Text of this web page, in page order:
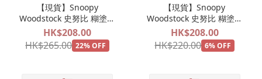
【現貨】Snoopy
Woodstock 史努比 糊塗塌
客 遊樂場系列 旋轉木馬公
仔掛飾 娃娃玩偶吊飾
HK$208.00
HK$265.00 22% OFF
【現貨】Snoopy
Woodstock 史努比 糊塗塌
客 遊樂場系列 爆谷公仔掛
飾 爆米花娃娃玩偶吊飾
HK$208.00
HK$220.00 6% OFF